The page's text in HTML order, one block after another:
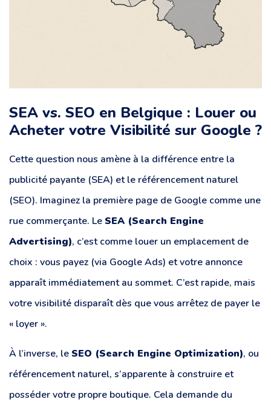
SEA vs. SEO en Belgique : Louer ou
Acheter votre Visibilité sur Google ?
Cette question nous amène à la différence entre la
publicité payante (SEA) et le référencement naturel
(SEO). Imaginez la première page de Google comme une
rue commerçante. LeSEA (Search Engine
Advertising), c’est comme louer un emplacement de
choix : vous payez (via Google Ads) et votre annonce
apparaît immédiatement au sommet. C’est rapide, mais
votre visibilité disparaît dès que vous arrêtez de payer le
« loyer ».
À l’inverse, leSEO (Search Engine Optimization), ou
référencement naturel, s’apparente à construire et
posséder votre propre boutique. Cela demande du